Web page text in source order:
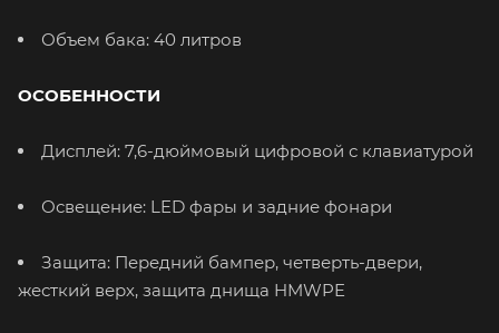
Объем бака: 40 литров
ОСОБЕННОСТИ
Дисплей: 7,6-дюймовый цифровой с клавиатурой
Освещение: LED фары и задние фонари
Защита: Передний бампер, четверть-двери,
жесткий верх, защита днища HMWPE